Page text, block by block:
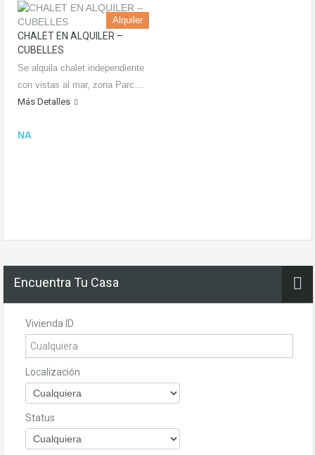
Alquiler
CHALET EN ALQUILER –
CUBELLES
Se alquila chalet independiente
con vistas al mar, zona Parc…
Más Detalles
NA
Encuentra Tu Casa
Vivienda ID
Localización
Status